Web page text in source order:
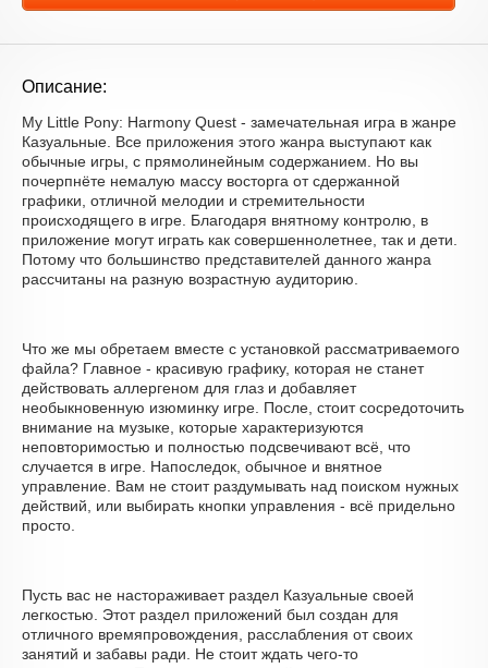
Описание:
My Little Pony: Harmony Quest - замечательная игра в жанре
Казуальные. Все приложения этого жанра выступают как
обычные игры, с прямолинейным содержанием. Но вы
почерпнёте немалую массу восторга от сдержанной
графики, отличной мелодии и стремительности
происходящего в игре. Благодаря внятному контролю, в
приложение могут играть как совершеннолетнее, так и дети.
Потому что большинство представителей данного жанра
рассчитаны на разную возрастную аудиторию.
Что же мы обретаем вместе с установкой рассматриваемого
файла? Главное - красивую графику, которая не станет
действовать аллергеном для глаз и добавляет
необыкновенную изюминку игре. После, стоит сосредоточить
внимание на музыке, которые характеризуются
неповторимостью и полностью подсвечивают всё, что
случается в игре. Напоследок, обычное и внятное
управление. Вам не стоит раздумывать над поиском нужных
действий, или выбирать кнопки управления - всё придельно
просто.
Пусть вас не настораживает раздел Казуальные своей
легкостью. Этот раздел приложений был создан для
отличного времяпровождения, расслабления от своих
занятий и забавы ради. Не стоит ждать чего-то